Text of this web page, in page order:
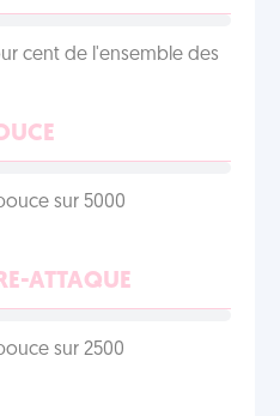
cent de l'ensemble des
sur 5000
ATTAQUE
sur 2500